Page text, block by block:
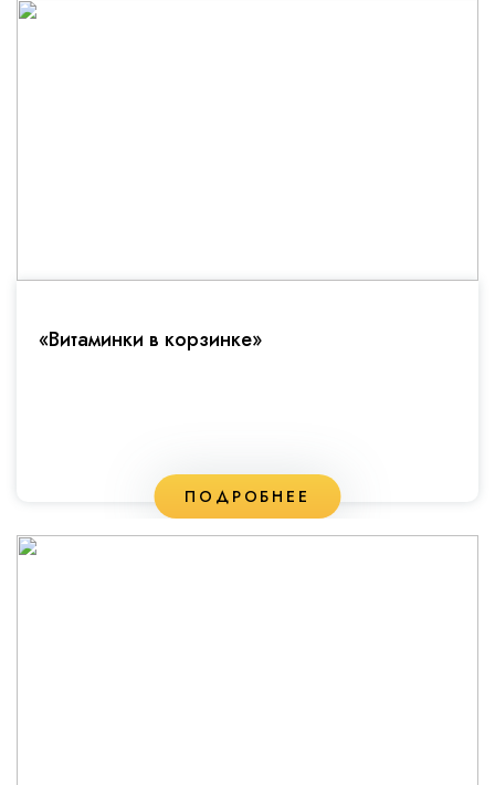
«Витаминки в корзинке»
ПОДРОБНЕЕ